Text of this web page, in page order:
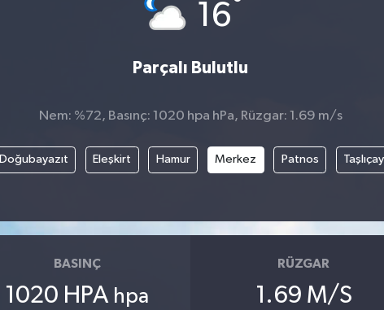
16°
Parçalı Bulutlu
Nem: %72, Basınç: 1020 hpa hPa, Rüzgar: 1.69 m/s
Doğubayazıt Eleşkirt Hamur Merkez Patnos Taşlıçay
BASINÇ
1020 HPA hpa
RÜZGAR
1.69 M/S